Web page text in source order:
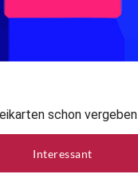
schon vergeben
Interessant